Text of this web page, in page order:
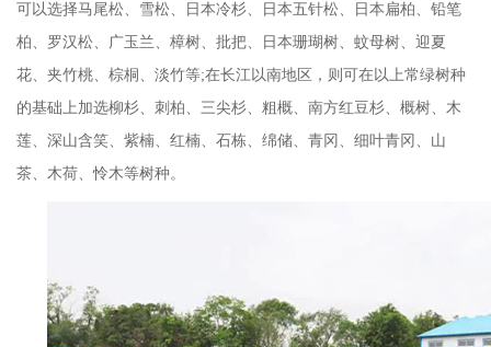
可以选择马尾松、雪松、日本冷杉、日本五针松、日本扁柏、铅笔
柏、罗汉松、广玉兰、樟树、批把、日本珊瑚树、蚊母树、迎夏
花、夹竹桃、棕桐、淡竹等;在长江以南地区，则可在以上常绿树种
的基础上加选柳杉、刺柏、三尖杉、粗概、南方红豆杉、概树、木
莲、深山含笑、紫楠、红楠、石栋、绵储、青冈、细叶青冈、山
茶、木荷、怜木等树种。